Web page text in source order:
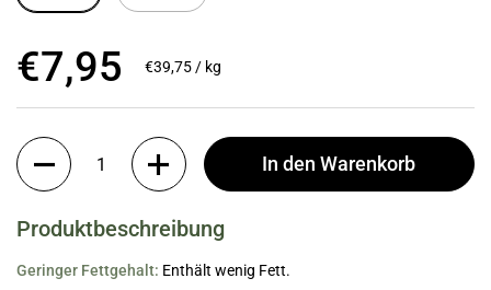
Regulärer Preis
€7,95 Stückpreis
€39,75 / kg
Anzahl
In den Warenkorb
Produktbeschreibung
Geringer Fettgehalt: Enthält wenig Fett.